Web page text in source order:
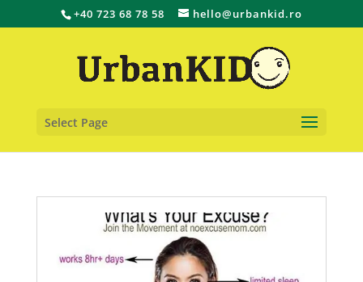
+40 723 68 78 58 hello@urbankid.ro
Select Page